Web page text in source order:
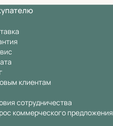
клиентам
сотрудничества
коммерческого предложения